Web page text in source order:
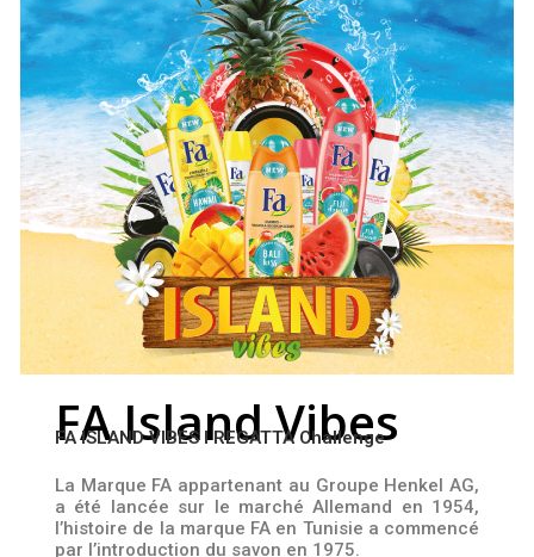
FA Island Vibes
FA ISLAND VIBES l REGATTA Challenge
La Marque FA appartenant au Groupe Henkel AG,
a été lancée sur le marché Allemand en 1954,
l’histoire de la marque FA en Tunisie a commencé
par l’introduction du savon en 1975.